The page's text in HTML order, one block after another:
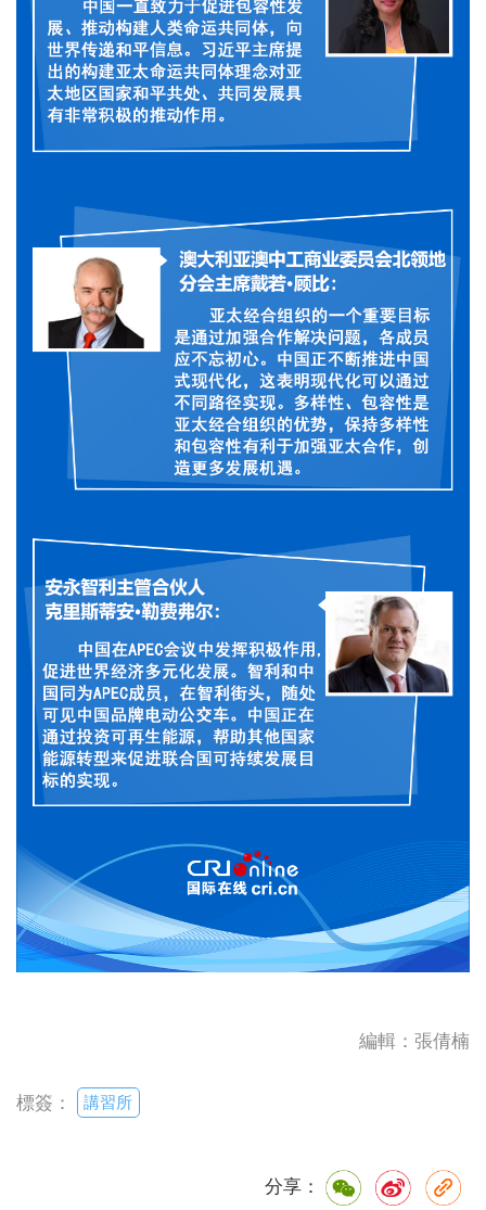
編輯：張倩楠
標簽： 講習所
分享：